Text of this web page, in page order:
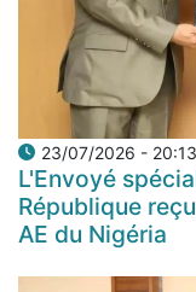
23/07/2026 - 20:13
L'Envoyé
République
AE du Nigéria